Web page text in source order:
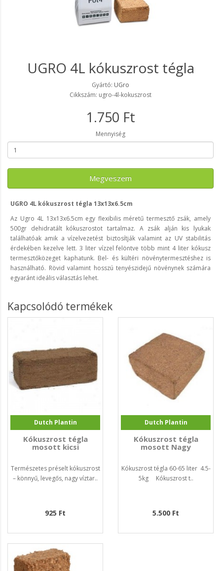
UGRO 4L kókuszrost tégla
Gyártó: UGro
Cikkszám: ugro-4l-kokuszrost
1.750 Ft
Mennyiség
Megveszem
UGRO 4L kókuszrost tégla 13x13x6.5cm
Az Ugro 4L 13x13x6.5cm egy flexibilis méretű termesztő zsák, amely
500gr dehidratált kókuszrostot tartalmaz. A zsák alján kis lyukak
találhatóak amik a vízelvezetést biztosítják valamint az UV stabilitás
érdekében kezelve lett. 3 liter vízzel felöntve több mint 4 liter kókusz
termesztőközeget kaphatunk. Bel- és kültéri növénytermesztéshez is
használható. Rövid valamint hosszú tenyészidejű növénynek számára
egyaránt ideális választás lehet.
Kapcsolódó termékek
Dutch Plantin
Kókuszrost tégla
mosott kicsi
Természetes préselt kókuszrost
– könnyű, levegős, nagy víztar..
925 Ft
Dutch Plantin
Kókuszrost tégla
mosott Nagy
Kókuszrost tégla 60-65 liter 4.5-
5kg Kókuszrost t..
5.500 Ft